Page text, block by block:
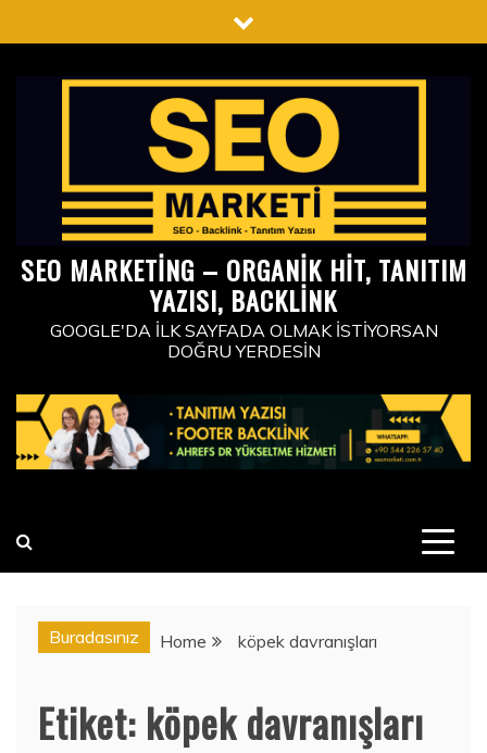
to
SEO MARKETING – ORGANIK HIT, TANITIM
YAZISI, BACKLINK
GOOGLE'DA İLK SAYFADA OLMAK İSTIYORSAN
DOĞRU YERDESIN
Buradasınız Home köpek davranışları
Etiket: köpek davranışları